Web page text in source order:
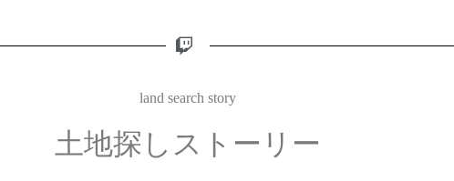
land search story
土地探しストーリー